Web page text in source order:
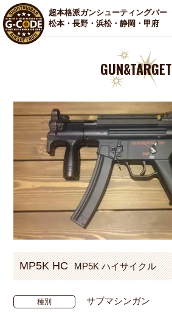
超本格派ガンシューティングバー
松本・長野・浜松・静岡・甲府
GUN&TARGET
MP5K HC MP5K ハイサイクル
種別 サブマシンガン